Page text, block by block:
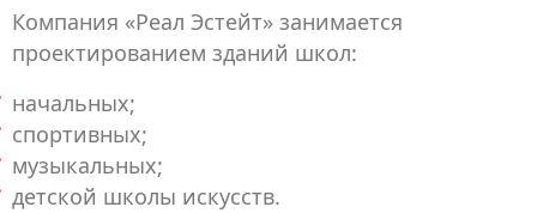
Компания «Реал Эстейт» занимается
проектированием зданий школ:
начальных;
спортивных;
музыкальных;
детской школы искусств.